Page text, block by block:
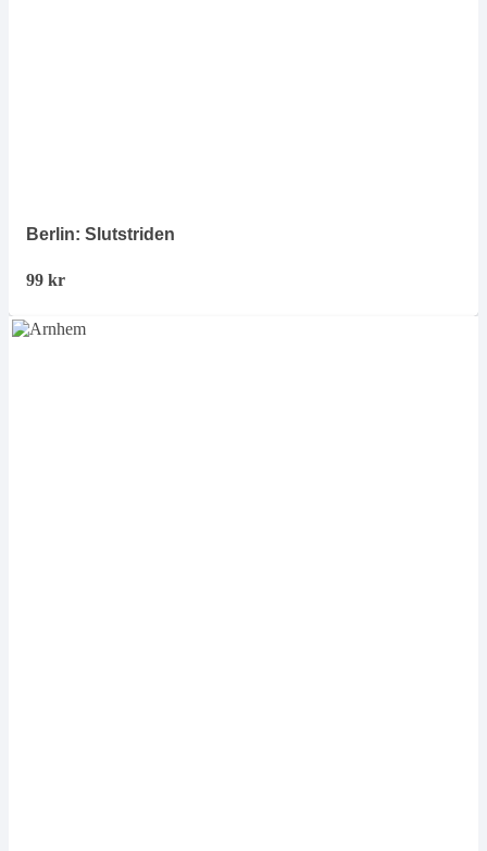
Berlin: Slutstriden
99 kr